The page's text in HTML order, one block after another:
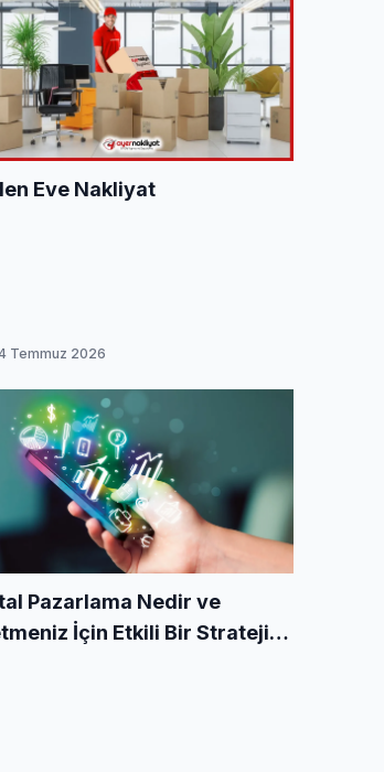
Eve Nakliyat
Temmuz 2026
Pazarlama Nedir ve
İçin Etkili Bir Strateji